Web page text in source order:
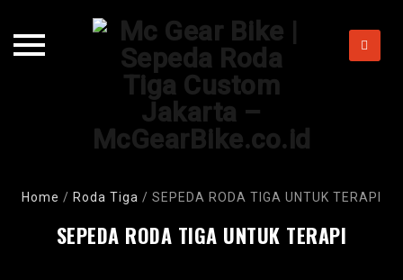
Home / Roda Tiga / SEPEDA RODA TIGA UNTUK TERAPI
SEPEDA RODA TIGA UNTUK TERAPI